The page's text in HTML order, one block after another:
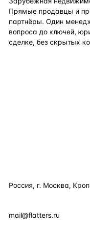
Прямые продавцы и
партнёры. Один
вопроса до ключей,
сделке, без скрытых
Россия, г. Москва,
mail@flatters.ru